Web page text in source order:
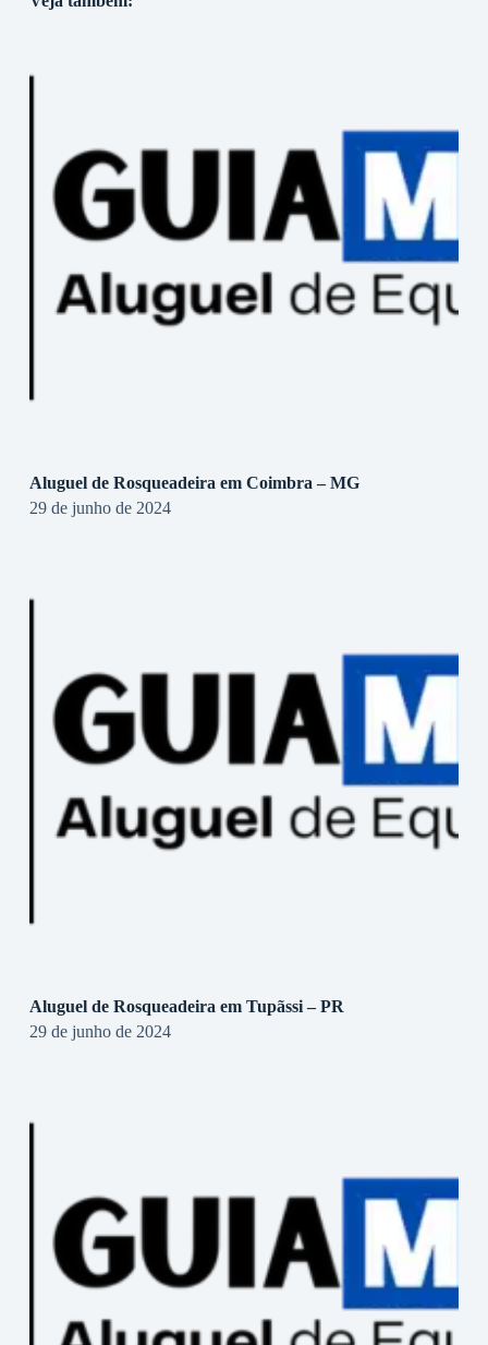
Aluguel de Rosqueadeira em Coimbra – MG
29 de junho de 2024
Aluguel de Rosqueadeira em Tupãssi – PR
29 de junho de 2024